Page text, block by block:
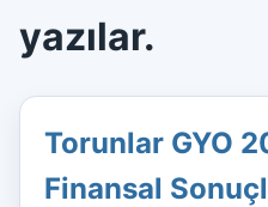
yazılar.
Torunlar GYO
Finansal